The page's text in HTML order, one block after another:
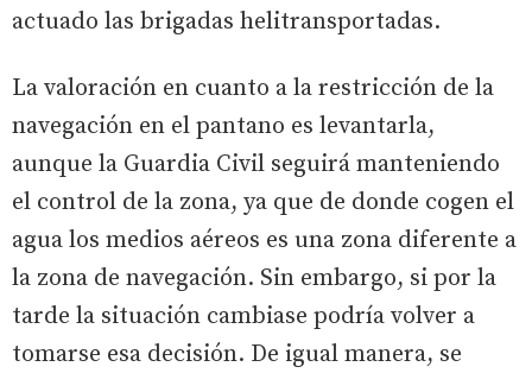
actuado las brigadas helitransportadas.
La valoración en cuanto a la restricción de la
navegación en el pantano es levantarla,
aunque la Guardia Civil seguirá manteniendo
el control de la zona, ya que de donde cogen el
agua los medios aéreos es una zona diferente a
la zona de navegación. Sin embargo, si por la
tarde la situación cambiase podría volver a
tomarse esa decisión. De igual manera, se